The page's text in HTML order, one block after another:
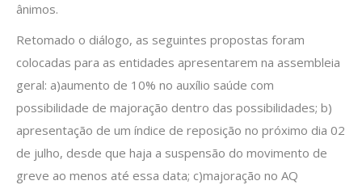
ânimos.
Retomado o diálogo, as seguintes propostas foram
colocadas para as entidades apresentarem na assembleia
geral: a)aumento de 10% no auxílio saúde com
possibilidade de majoração dentro das possibilidades; b)
apresentação de um índice de reposição no próximo dia 02
de julho, desde que haja a suspensão do movimento de
greve ao menos até essa data; c)majoração no AQ